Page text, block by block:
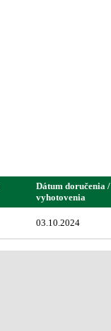
Dátum doručenia /
vyhotovenia
03.10.2024